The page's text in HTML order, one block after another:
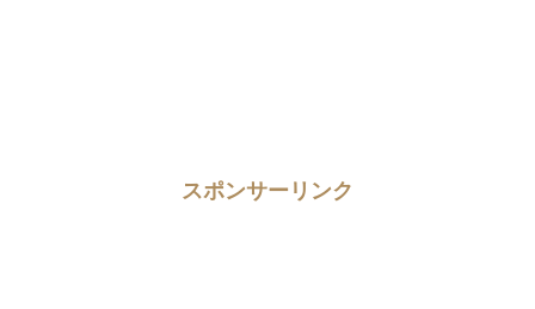
スポンサーリンク